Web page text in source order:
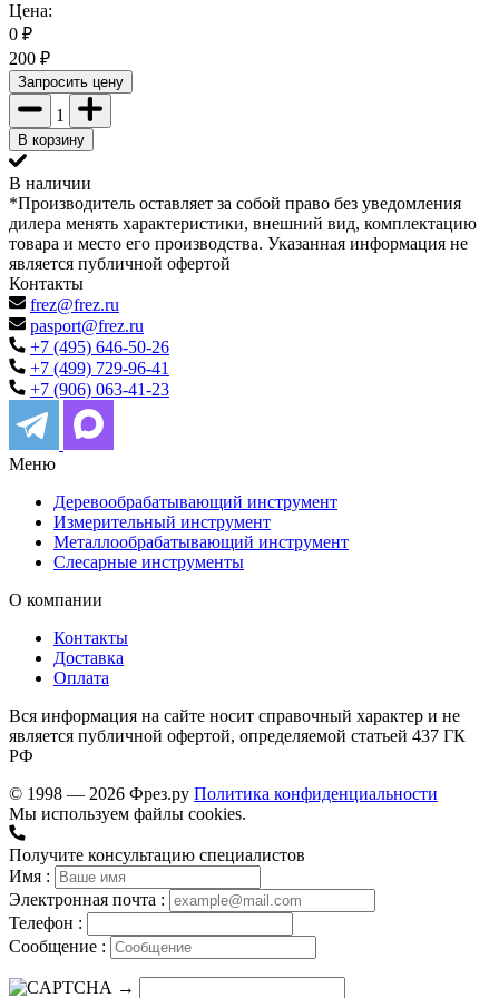
Цена:
0 ₽
200 ₽
Запросить цену
1
В корзину
В наличии
*Производитель оставляет за собой право без уведомления
дилера менять характеристики, внешний вид, комплектацию
товара и место его производства. Указанная информация не
является публичной офертой
Контакты
frez@frez.ru
pasport@frez.ru
+7 (495) 646-50-26
+7 (499) 729-96-41
+7 (906) 063-41-23
Меню
Деревообрабатывающий инструмент
Измерительный инструмент
Металлообрабатывающий инструмент
Слесарные инструменты
О компании
Контакты
Доставка
Оплата
Вся информация на сайте носит справочный характер и не
является публичной офертой, определяемой статьей 437 ГК
РФ
© 1998 — 2026 Фрез.ру Политика конфиденциальности
Мы используем файлы cookies.
Получите консультацию специалистов
Имя :
Электронная почта :
Телефон :
Сообщение :
→